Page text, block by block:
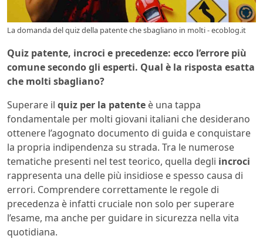
La domanda del quiz della patente che sbagliano in molti - ecoblog.it
Quiz patente, incroci e precedenze: ecco l’errore più
comune secondo gli esperti. Qual è la risposta esatta
che molti sbagliano?
Superare il quiz per la patente è una tappa
fondamentale per molti giovani italiani che desiderano
ottenere l’agognato documento di guida e conquistare
la propria indipendenza su strada. Tra le numerose
tematiche presenti nel test teorico, quella degli incroci
rappresenta una delle più insidiose e spesso causa di
errori. Comprendere correttamente le regole di
precedenza è infatti cruciale non solo per superare
l’esame, ma anche per guidare in sicurezza nella vita
quotidiana.